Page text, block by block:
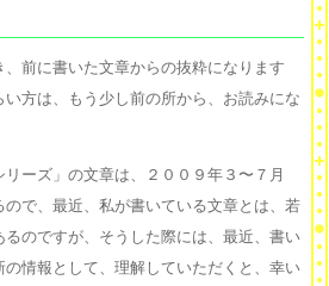
前に書いた文章からの抜粋になります
い方は、もう少し前の所から、お読みにな
ーズ」の文章は、２００９年３〜７月
で、最近、私が書いている文章とは、若
のですが、そうした際には、最近、書い
情報として、理解していただくと、幸い